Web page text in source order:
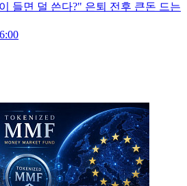
들면 덜 쓴다?" 은퇴 전후 큰돈 드는